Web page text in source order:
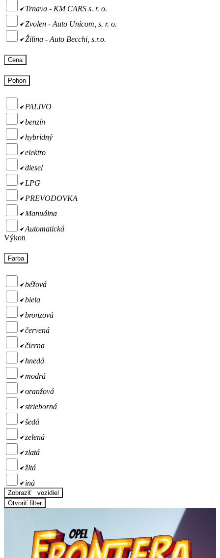
Trnava - KM CARS s. r. o.
Zvolen - Auto Unicom, s. r. o.
Žilina - Auto Becchi, s.r.o.
Cena
Pohon
PALIVO
benzín
hybridný
elektro
diesel
LPG
PREVODOVKA
Manuálna
Automatická
Výkon
Farba
béžová
biela
bronzová
červená
čierna
hnedá
modrá
oranžová
strieborná
šedá
zelená
zlatá
žltá
iná
Zobraziť
vozidiel
Otvoriť filter